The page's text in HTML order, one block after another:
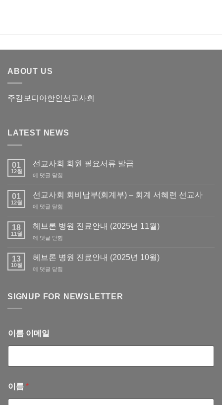
ABOUT US
주캄보디아한인선교사회
LATEST NEWS
01
12월
선교사회 회원 필요서류 발급
선
사
회
회
필
서
발
급
에 댓글 닫힘
01
12월
선교사회 회비납부(회계부) – 회계 서혜련 선교사
선
사
회
회
납
(회
–
혜
사
에 댓글 닫힘
18
11월
헤브론 병원 진료안내 (2025년 11월)
헤
론
병
원
안
11
월)
에 댓글 닫힘
13
10월
헤브론 병원 진료안내 (2025년 10월)
헤
병
내
(2025
에 댓글 닫힘
SIGNUP FOR NEWSLETTER
이름 이메일
이름 *